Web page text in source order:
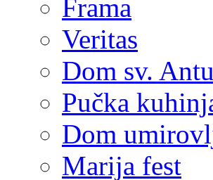
Frama
Veritas
Dom sv.
Pučka
Dom
Marija fest